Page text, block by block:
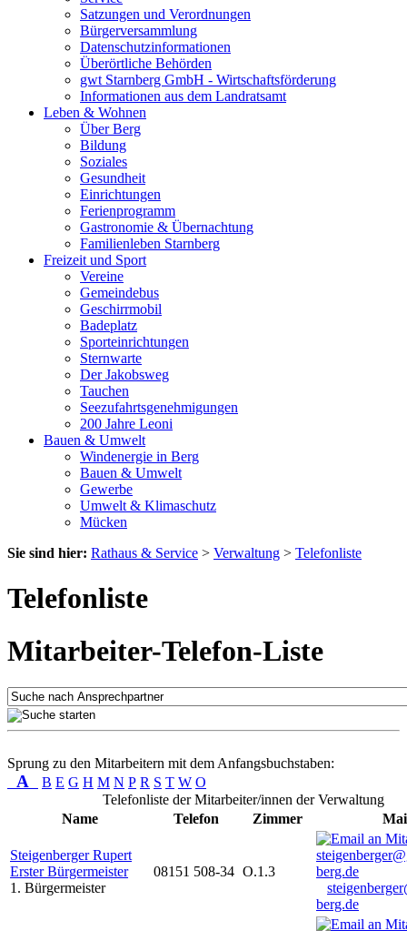
Satzungen und Verordnungen
Bürgerversammlung
Datenschutzinformationen
Überörtliche Behörden
gwt Starnberg GmbH - Wirtschaftsförderung
Informationen aus dem Landratsamt
Leben & Wohnen
Über Berg
Bildung
Soziales
Gesundheit
Einrichtungen
Ferienprogramm
Gastronomie & Übernachtung
Familienleben Starnberg
Freizeit und Sport
Vereine
Gemeindebus
Geschirrmobil
Badeplatz
Sporteinrichtungen
Sternwarte
Der Jakobsweg
Tauchen
Seezufahrtsgenehmigungen
200 Jahre Leoni
Bauen & Umwelt
Windenergie in Berg
Bauen & Umwelt
Gewerbe
Umwelt & Klimaschutz
Mücken
Sie sind hier: Rathaus & Service > Verwaltung > Telefonliste
Telefonliste
Mitarbeiter-Telefon-Liste
Sprung zu den Mitarbeitern mit dem Anfangsbuchstaben:
A B E G H M N P R S T W O
Telefonliste der Mitarbeiter/innen der Verwaltung
Name
Telefon Zimmer
Steigenberger Rupert
Erster Bürgermeister
1. Bürgermeister
08151 508-34 O.1.3
berg.de